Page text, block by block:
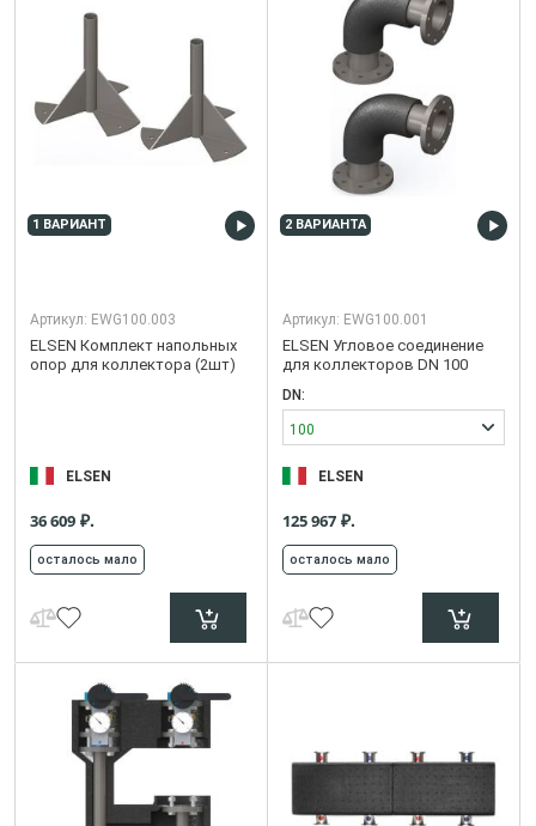
1 ВАРИАНТ
Артикул: EWG100.003
ELSEN Комплект напольных
опор для коллектора (2шт)
ELSEN
36 609 ₽.
осталось мало
2 ВАРИАНТА
Артикул: EWG100.001
ELSEN Угловое соединение
для коллекторов DN 100
DN:
100
ELSEN
125 967 ₽.
осталось мало